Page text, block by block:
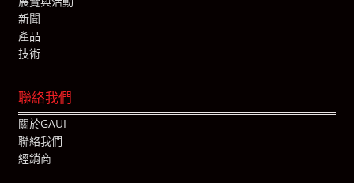
新聞
產品
技術
聯絡我們
關於GAUI
聯絡我們
經銷商